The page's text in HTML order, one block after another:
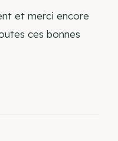
et merci encore
ces bonnes